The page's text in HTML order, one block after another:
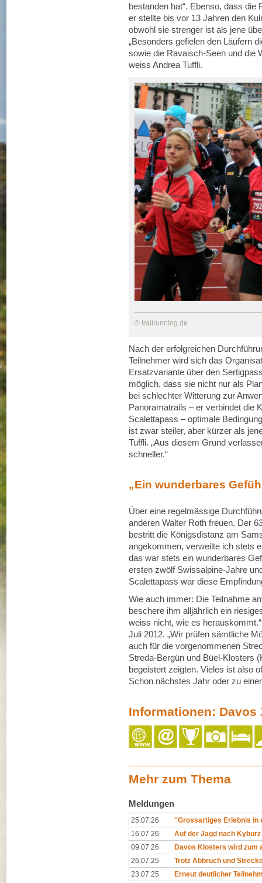
bestanden hat“. Ebenso, dass
er stellte bis vor 13 Jahren den
obwohl sie strenger ist als jene
„Besonders gefielen den Läufern
sowie die Ravaisch-Seen und die
weiss Andrea Tuffli.
© trailrunning.de
Nach der erfolgreichen
Teilnehmer wird sich das
Ersatzvariante über den
möglich, dass sie nicht nur als
bei schlechter Witterung zur
Panoramatrails – er verbindet die
Scalettapass – optimale
ist zwar steiler, aber kürzer als
Tuffli. „Aus diesem Grund
schneller.“
„Ein wunderbares
Über eine regelmässige
anderen Walter Roth freuen. Der
bestritt die Königsdistanz am
angekommen, verweilte ich stets
das war stets ein wunderbares
ersten zwölf Swissalpine-Jahre
Scalettapass war diese
Wie auch immer: Die Teilnahme
beschere ihm alljährlich ein
weiss nicht, wie es
Juli 2012. „Wir prüfen sämtliche
auch für die vorgenommenen
Streda-Bergün und Büel-Klosters
begeistert zeigten. Vieles ist also
Schon nächstes Jahr oder zu
Informationen: Davos
Mehr zum Thema
Meldungen
25.07.26
''Grossartiges Erlebnis in
16.07.26
Auf der Jagd nach
09.07.26
Davos Klosters wird zum
26.07.25
Trotz Abbruch und
23.07.25
Erneut deutlicher